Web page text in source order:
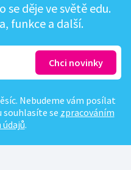
se děje ve světě edu.
funkce a další.
Nebudeme vám posílat
souhlasíte se zpracováním
.